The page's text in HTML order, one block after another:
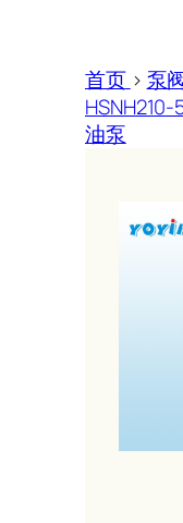
首页 > 泵
油泵